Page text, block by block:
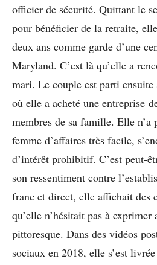
officier de sécurité. Quittant le
pour bénéficier de la retraite,
deux ans comme garde d’une
Maryland. C’est là qu’elle a
mari. Le couple est parti
où elle a acheté une entreprise
membres de sa famille. Elle n’a
femme d’affaires très facile,
d’intérêt prohibitif. C’est peut-
son ressentiment contre
franc et direct, elle affichait des
qu’elle n’hésitait pas à exprimer
pittoresque. Dans des vidéos
sociaux en 2018, elle s’est